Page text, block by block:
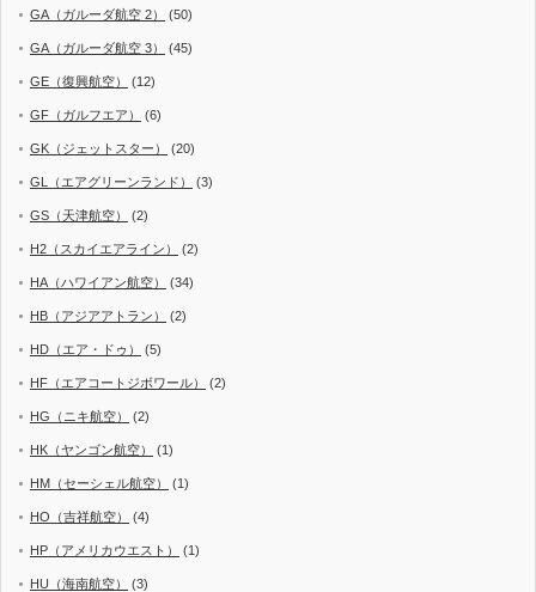
GA（ガルーダ航空 2） (50)
GA（ガルーダ航空 3） (45)
GE（復興航空） (12)
GF（ガルフエア） (6)
GK（ジェットスター） (20)
GL（エアグリーンランド） (3)
GS（天津航空） (2)
H2（スカイエアライン） (2)
HA（ハワイアン航空） (34)
HB（アジアアトラン） (2)
HD（エア・ドゥ） (5)
HF（エアコートジボワール） (2)
HG（ニキ航空） (2)
HK（ヤンゴン航空） (1)
HM（セーシェル航空） (1)
HO（吉祥航空） (4)
HP（アメリカウエスト） (1)
HU（海南航空） (3)